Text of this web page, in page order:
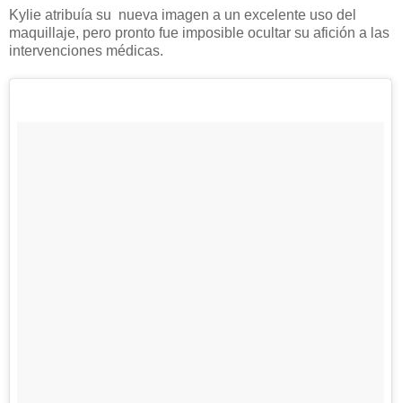
Kylie atribuía su nueva imagen a un excelente uso del
maquillaje, pero pronto fue imposible ocultar su afición a las
intervenciones médicas.